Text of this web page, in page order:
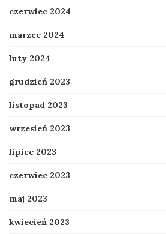
czerwiec 2024
marzec 2024
luty 2024
grudzień 2023
listopad 2023
wrzesień 2023
lipiec 2023
czerwiec 2023
maj 2023
kwiecień 2023